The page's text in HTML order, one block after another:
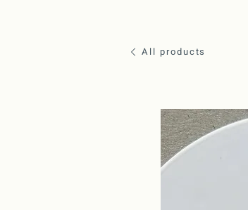
All products